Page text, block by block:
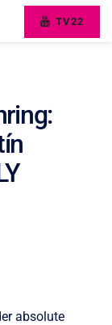
TV22
absolute